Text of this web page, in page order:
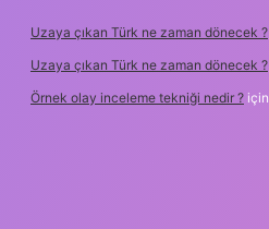
Uzaya çıkan Türk ne zaman dönecek ?
Uzaya çıkan Türk ne zaman dönecek ?
Örnek olay inceleme tekniği nedir ? için